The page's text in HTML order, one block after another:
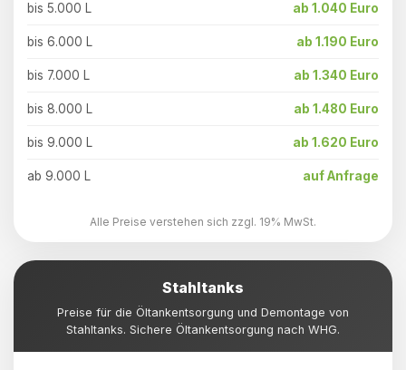
bis 5.000 L ab 1.040 Euro
bis 6.000 L ab 1.190 Euro
bis 7.000 L ab 1.340 Euro
bis 8.000 L ab 1.480 Euro
bis 9.000 L ab 1.620 Euro
ab 9.000 L auf Anfrage
Alle Preise verstehen sich zzgl. 19% MwSt.
Stahltanks
Preise für die Öltankentsorgung und Demontage von
Stahltanks. Sichere Öltankentsorgung nach WHG.